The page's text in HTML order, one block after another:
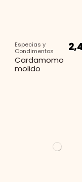
Especias y
Condimentos
Cardamomo
molido